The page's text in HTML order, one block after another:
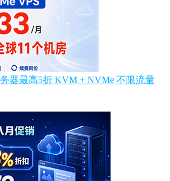
器最高5折 KVM + NVMe 不限流量